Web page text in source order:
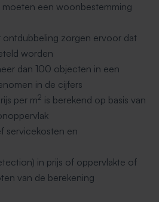
een woonbestemming
zorgen ervoor dat
worden
dan 100 objecten in een
in de cijfers
per m2 is berekend op basis van
servicekosten en
in prijs of oppervlakte of
van de berekening